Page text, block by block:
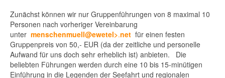
Zunächst können wir nur Gruppenführungen von 8 maximal 10
Personen nach vorheriger Vereinbarung
unter menschenmuell@ewetel>.net für einen festen
Gruppenpreis von 50,- EUR (da der zeitliche und personelle
Aufwand für uns doch sehr erheblich ist) anbieten. Die
beliebten Führungen werden durch eine 10 bis 15-minütigen
Einführung in die Legenden der Seefahrt und regionalen